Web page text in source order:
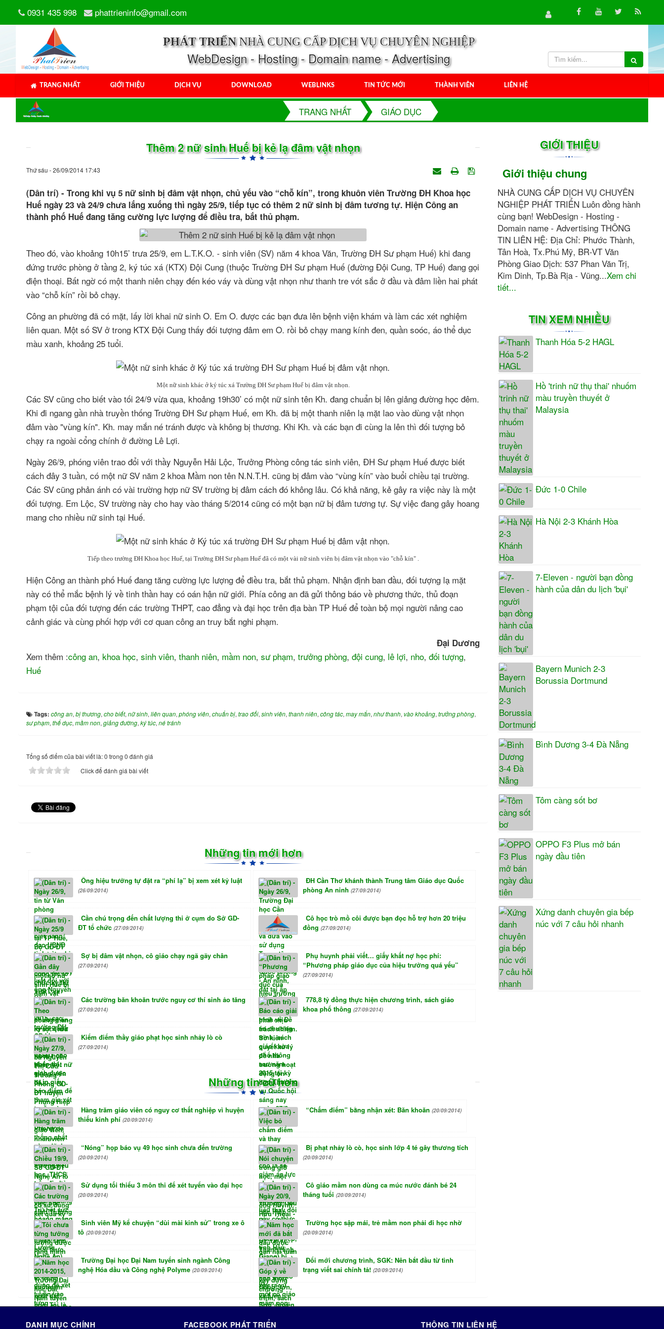
0931 435 998 phattrieninfo@gmail.com
PHÁT TRIỂNNHÀ CUNG CẤP DỊCH VỤ CHUYÊN NGHIỆP
WebDesign - Hosting - Domain name - Advertising
TRANG NHẤT GIỚI THIỆU DỊCH VỤ DOWNLOAD WEBLINKS TIN TỨC MỚI THÀNH VIÊN LIÊN HỆ
TRANG NHẤT GIÁO DỤC
Thêm 2 nữ sinh Huế bị kẻ lạ đâm vật nhọn
Thứ sáu - 26/09/2014 17:43
(Dân trí) - Trong khi vụ 5 nữ sinh bị đâm vật nhọn, chủ yếu vào “chỗ kín”, trong khuôn viên Trường ĐH Khoa học
Huế ngày 23 và 24/9 chưa lắng xuống thì ngày 25/9, tiếp tục có thêm 2 nữ sinh bị đâm tương tự. Hiện Công an
thành phố Huế đang tăng cường lực lượng để điều tra, bắt thủ phạm.
Theo đó, vào khoảng 10h15’ trưa 25/9, em L.T.K.O. - sinh viên (SV) năm 4 khoa Văn, Trường ĐH Sư phạm Huế) khi đang
đứng trước phòng ở tầng 2, ký túc xá (KTX) Đội Cung (thuộc Trường ĐH Sư phạm Huế (đường Đội Cung, TP Huế) đang gọi
điện thoại. Bất ngờ có một thanh niên chạy đến kéo váy và dùng vật nhọn như thanh tre vót sắc ở đầu và đâm liền hai phát
vào “chỗ kín” rồi bỏ chạy.
Công an phường đã có mặt, lấy lời khai nữ sinh O. Em O. được các bạn đưa lên bệnh viện khám và làm các xét nghiệm
liên quan. Một số SV ở trong KTX Đội Cung thấy đối tượng đâm em O. rồi bỏ chạy mang kính đen, quần soóc, áo thể dục
màu xanh, khoảng 25 tuổi.
Một nữ sinh khác ở ký túc xá Trường ĐH Sư phạm Huế bị đâm vật nhọn.
Các SV cũng cho biết vào tối 24/9 vừa qua, khoảng 19h30’ có một nữ sinh tên Kh. đang chuẩn bị lên giảng đường học đêm.
Khi đi ngang gần nhà truyền thống Trường ĐH Sư phạm Huế, em Kh. đã bị một thanh niên lạ mặt lao vào dùng vật nhọn
đâm vào "vùng kín". Kh. may mắn né tránh được và không bị thương. Khi Kh. và các bạn đi cùng la lên thì đối tượng bỏ
chạy ra ngoài cổng chính ở đường Lê Lợi.
Ngày 26/9, phóng viên trao đổi với thầy Nguyễn Hải Lộc, Trưởng Phòng công tác sinh viên, ĐH Sư phạm Huế được biết
cách đây 3 tuần, có một nữ SV năm 2 khoa Mầm non tên N.N.T.H. cũng bị đâm vào “vùng kín” vào buổi chiều tại trường.
Các SV cũng phản ánh có vài trường hợp nữ SV trường bị đâm cách đó không lâu. Có khả năng, kẻ gây ra việc này là một
đối tượng. Em Lộc, SV trường này cho hay vào tháng 5/2014 cũng có một bạn nữ bị đâm tương tự. Sự việc đang gây hoang
mang cho nhiều nữ sinh tại Huế.
Tiếp theo trường ĐH Khoa học Huế, tại Trường ĐH Sư phạm Huế đã có một vài nữ sinh viên bị đâm vật nhọn vào "chỗ kín" .
Hiện Công an thành phố Huế đang tăng cường lực lượng để điều tra, bắt thủ phạm. Nhận định ban đầu, đối tượng lạ mặt
này có thể mắc bệnh lý về tinh thần hay có oán hận nữ giới. Phía công an đã gửi thông báo về phương thức, thủ đoạn
phạm tội của đối tượng đến các trường THPT, cao đẳng và đại học trên địa bàn TP Huế để toàn bộ mọi người nâng cao
cảnh giác và cùng phối hợp với cơ quan công an truy bắt nghi phạm.
Đại Dương
Xem thêm :công an, khoa học, sinh viên, thanh niên, mầm non, sư phạm, trưởng phòng, đội cung, lê lợi, nho, đối tượng,
Huế
Tags: công an, bị thương, cho biết, nữ sinh, liên quan, phóng viên, chuẩn bị, trao đổi, sinh viên, thanh niên, công tác, may mắn, như thanh, vào khoảng, trưởng phòng,
sư phạm, thể dục, mầm non, giảng đường, ký túc, né tránh
Tổng số điểm của bài viết là: 0 trong 0 đánh giá
Click để đánh giá bài viết
Những tin mới hơn
Ông hiệu trưởng tự đặt ra “phí lạ” bị xem xét kỷ luật
(26/09/2014)
ĐH Cần Thơ khánh thành Trung tâm Giáo dục Quốc
phòng An ninh (27/09/2014)
Cần chú trọng đến chất lượng thi ở cụm do Sở GD-
ĐT tổ chức (27/09/2014)
Cô học trò mồ côi được bạn đọc hỗ trợ hơn 20 triệu
đồng (27/09/2014)
Sợ bị đâm vật nhọn, cô giáo chạy ngã gãy chân
(27/09/2014)
Phụ huynh phải viết… giấy khất nợ học phí:
“Phương pháp giáo dục của hiệu trưởng quá yếu”
(27/09/2014)
Các trường băn khoăn trước nguy cơ thí sinh ảo tăng
(27/09/2014)
778,8 tỷ đồng thực hiện chương trình, sách giáo
khoa phổ thông (27/09/2014)
Kiểm điểm thầy giáo phạt học sinh nhảy lò cò
(27/09/2014)
Những tin cũ hơn
Hàng trăm giáo viên có nguy cơ thất nghiệp vì huyện
thiếu kinh phí (20/09/2014)
“Chấm điểm” bằng nhận xét: Băn khoăn (20/09/2014)
“Nóng” họp báo vụ 49 học sinh chưa đến trường
(20/09/2014)
Bị phạt nhảy lò cò, học sinh lớp 4 té gây thương tích
(20/09/2014)
Sử dụng tối thiểu 3 môn thi để xét tuyển vào đại học
(20/09/2014)
Cô giáo mầm non dùng ca múc nước đánh bé 24
tháng tuổi (20/09/2014)
Sinh viên Mỹ kể chuyện “dùi mài kinh sử” trong xe ô
tô (20/09/2014)
Trường học sập mái, trẻ mầm non phải đi học nhờ
(20/09/2014)
Trường Đại học Đại Nam tuyển sinh ngành Công
nghệ Hóa dầu và Công nghệ Polyme (20/09/2014)
Đổi mới chương trình, SGK: Nên bắt đầu từ tình
trạng viết sai chính tả! (20/09/2014)
GIỚI THIỆU
Giới thiệu chung
NHÀ CUNG CẤP DỊCH VỤ CHUYÊN
NGHIỆP PHÁT TRIỂN Luôn đồng hành
cùng bạn! WebDesign - Hosting -
Domain name - Advertising THÔNG
TIN LIÊN HỆ: Địa Chỉ: Phước Thành,
Tân Hoà, Tx.Phú Mỹ, BR-VT Văn
Phòng Giao Dịch: 537 Phan Văn Trị,
Kim Dinh, Tp.Bà Rịa - Vũng...Xem chi
tiết...
TIN XEM NHIỀU
Thanh Hóa 5-2 HAGL
Hồ 'trinh nữ thụ thai' nhuốm
màu truyền thuyết ở
Malaysia
Đức 1-0 Chile
Hà Nội 2-3 Khánh Hòa
7-Eleven - người bạn đồng
hành của dân du lịch 'bụi'
Bayern Munich 2-3
Borussia Dortmund
Bình Dương 3-4 Đà Nẵng
Tôm càng sốt bơ
OPPO F3 Plus mở bán
ngày đầu tiên
Xứng danh chuyên gia bếp
núc với 7 câu hỏi nhanh
DANH MỤC CHÍNH FACEBOOK PHÁT TRIỂN THÔNG TIN LIÊN HỆ